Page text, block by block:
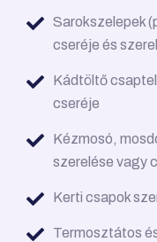
Sarokszelepek
cseréje és
Kádtöltő
cseréje
Kézmosó,
szerelése vagy
Kerti csapok
Termosztátos